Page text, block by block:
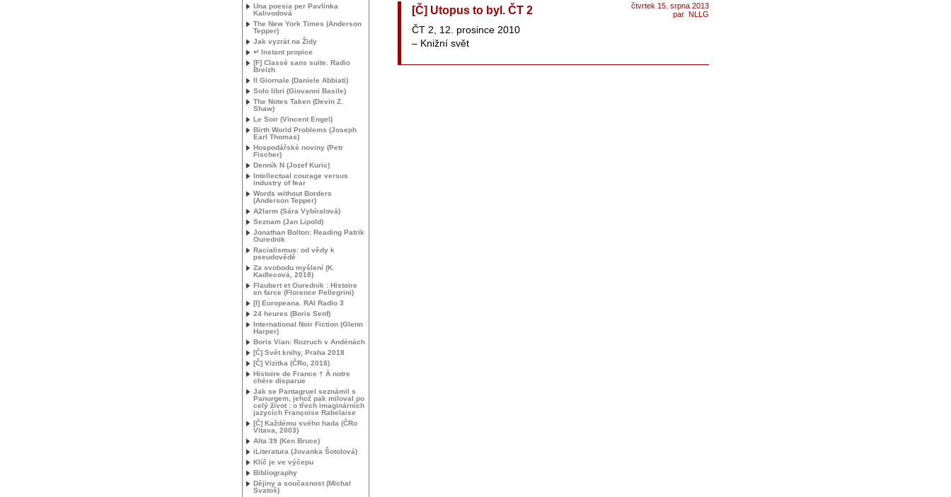
čtvrtek 15. srpna 2013
par NLLG
[Č] Utopus to byl. ČT 2
ČT 2, 12. prosince 2010
– Knižní svět
Una poesia per Pavlínka
Kalivodová
The New York Times (Anderson
Tepper)
Jak vyzrát na Židy
↵ Instant propice
[F] Classé sans suite. Radio
Breizh
Il Giornale (Daniele Abbiati)
Solo libri (Giovanni Basile)
The Notes Taken (Devin Z.
Shaw)
Le Soir (Vincent Engel)
Birth World Problems (Joseph
Earl Thomas)
Hospodářské noviny (Petr
Fischer)
Denník N (Jozef Kuric)
Intellectual courage versus
industry of fear
Words without Borders
(Anderson Tepper)
A2larm (Sára Vybíralová)
Seznam (Jan Lipold)
Jonathan Bolton: Reading Patrik
Ourednik
Racialismus: od vědy k
pseudovědě
Za svobodu myšlení (K.
Kadlecová, 2018)
Flaubert et Ourednik : Histoire
en farce (Florence Pellegrini)
[I] Europeana. RAI Radio 3
24 heures (Boris Senf)
International Noir Fiction (Glenn
Harper)
Boris Vian: Rozruch v Andénách
[Č] Svět knihy, Praha 2018
[Č] Vizitka (ČRo, 2018)
Histoire de France † À notre
chère disparue
Jak se Pantagruel seznámil s
Panurgem, jehož pak miloval po
celý život : o třech imaginárních
jazycích Françoise Rabelaise
[Č] Každému svého hada (ČRo
Vltava, 2003)
Alta 39 (Ken Bruce)
iLiteratura (Jovanka Šotolová)
Klíč je ve výčepu
Bibliography
Dějiny a současnost (Michal
Svatoš)